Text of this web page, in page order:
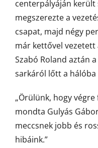
centerpályáján került
megszerezte a
csapat, majd négy
már kettővel vezetett
Szabó Roland aztán
sarkáról lőtt a hálóba
„Örülünk, hogy
mondta Gulyás
meccsnek jobb és
hibáink.”